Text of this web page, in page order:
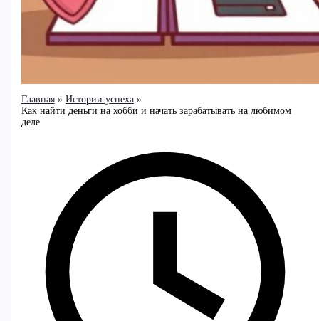
Главная
Истории успеха
Как найти деньги на хобби и начать зарабатывать на любимом
деле